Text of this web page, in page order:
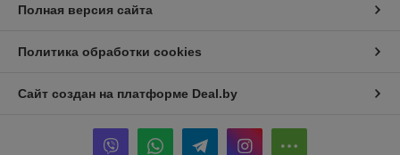
Полная версия сайта
Политика обработки cookies
Сайт создан на платформе Deal.by